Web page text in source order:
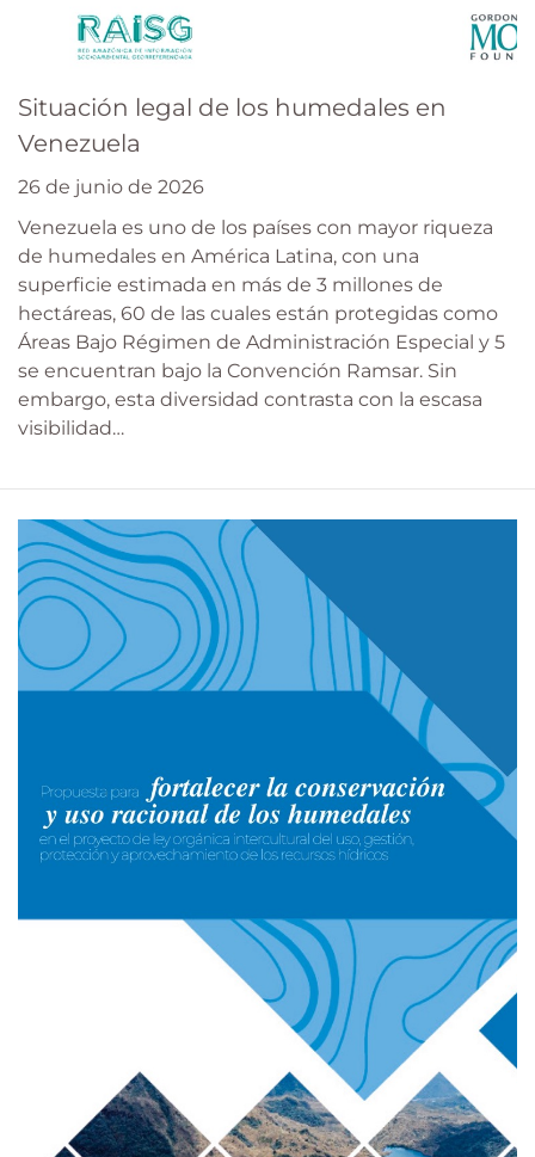
Situación legal de los humedales en
Venezuela
26 de junio de 2026
Venezuela es uno de los países con mayor riqueza
de humedales en América Latina, con una
superficie estimada en más de 3 millones de
hectáreas, 60 de las cuales están protegidas como
Áreas Bajo Régimen de Administración Especial y 5
se encuentran bajo la Convención Ramsar. Sin
embargo, esta diversidad contrasta con la escasa
visibilidad…